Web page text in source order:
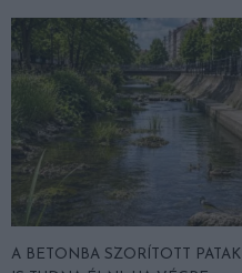
A BETONBA SZORÍTOTT PATAK